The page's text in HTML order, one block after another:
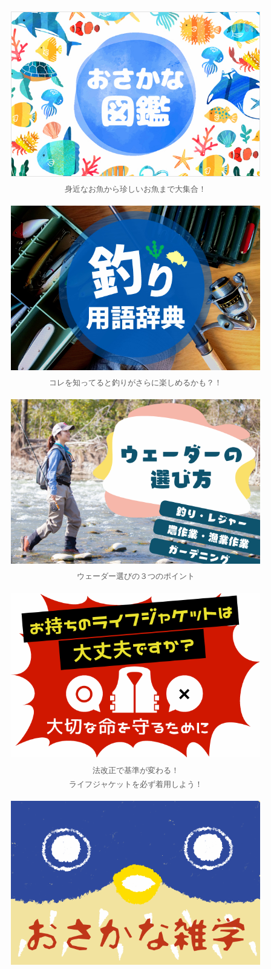
身近なお魚から珍しいお魚まで大集合！
コレを知ってると釣りがさらに楽しめるかも？！
ウェーダー選びの３つのポイント
法改正で基準が変わる！
ライフジャケットを必ず着用しよう！